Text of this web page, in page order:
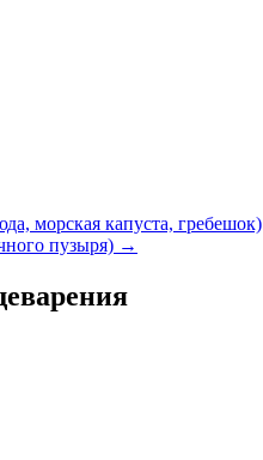
морская капуста, гребешок)
пузыря) →